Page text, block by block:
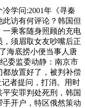
学问:2001年《寻秦
访有何评论？韩国但
乘客随身照顾的充电
须眉取女友吵嘴后正
海底捞小便当事人唐
委监委动静：南京市
放置好了，被判补偿
者提问，打消。用时
安罪判处死刑，韩国
开户，特区俄然策动